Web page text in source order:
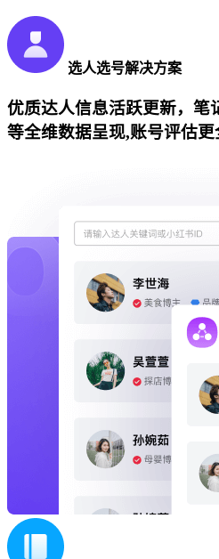
选人选号解决方案
优质达人信息活跃更新，笔
等全维数据呈现,账号评估更